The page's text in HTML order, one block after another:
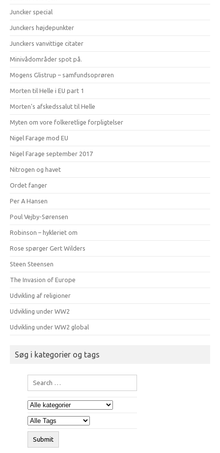
Juncker special
Junckers højdepunkter
Junckers vanvittige citater
Minivådområder spot på.
Mogens Glistrup – samfundsoprøren
Morten til Helle i EU part 1
Morten's afskedssalut til Helle
Myten om vore folkeretlige forpligtelser
Nigel Farage mod EU
Nigel Farage september 2017
Nitrogen og havet
Ordet fanger
Per A Hansen
Poul Vejby-Sørensen
Robinson – hykleriet om
Rose spørger Gert Wilders
Steen Steensen
The Invasion of Europe
Udvikling af religioner
Udvikling under WW2
Udvikling under WW2 global
Søg i kategorier og tags